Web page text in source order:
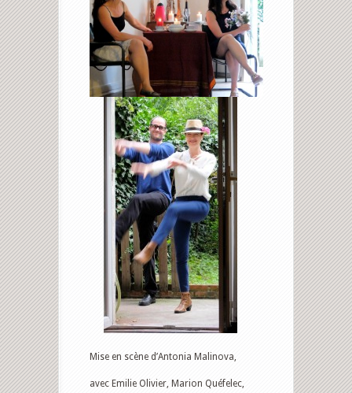
Mise en scène d’Antonia Malinova,
avec Emilie Olivier, Marion Quéfelec,